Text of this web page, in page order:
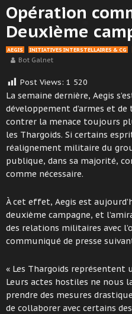
Opération
Deuxième
AEGIS INITIATIVES INTERSTELLAIRES & CG
Bot Galnet
Post Views: 1 520
La semaine dernière, Aegis
développement d’armes et
contrer la menace toujours
les Thargoids. Si certains
réalignement militaire du
publique, dans sa majorité,
comme nécessaire.
À cet effet, Aegis est
deuxième campagne, et
des relations militaires avec
communiqué de presse
« Les Thargoids représentent
Leurs actes hostiles ne nous
prendre des mesures
de collaborer avec certains